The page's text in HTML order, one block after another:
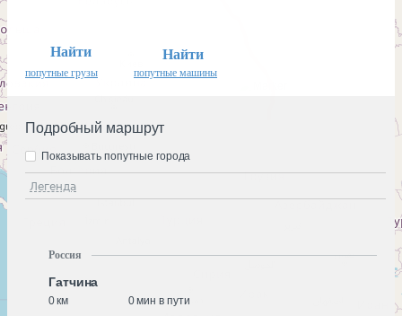
Найти
попутные грузы
Найти
попутные машины
Подробный маршрут
Легенда
Показывать попутные города
Россия
Гатчина
0 км
0 мин в пути